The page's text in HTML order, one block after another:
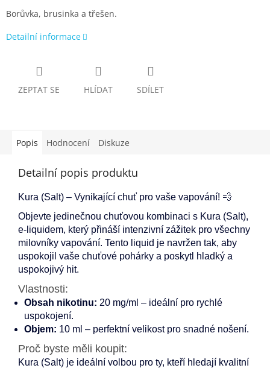
Borůvka, brusinka a třešen.
Detailní informace
ZEPTAT SE HLÍDAT SDÍLET
Popis Hodnocení Diskuze
Detailní popis produktu
Kura (Salt) – Vynikající chuť pro vaše vapování! 💨
Objevte jedinečnou chuťovou kombinaci s Kura (Salt),
e-liquidem, který přináší intenzivní zážitek pro všechny
milovníky vapování. Tento liquid je navržen tak, aby
uspokojil vaše chuťové pohárky a poskytl hladký a
uspokojivý hit.
Vlastnosti:
Obsah nikotinu: 20 mg/ml – ideální pro rychlé
uspokojení.
Objem: 10 ml – perfektní velikost pro snadné nošení.
Proč byste měli koupit:
Kura (Salt) je ideální volbou pro ty, kteří hledají kvalitní